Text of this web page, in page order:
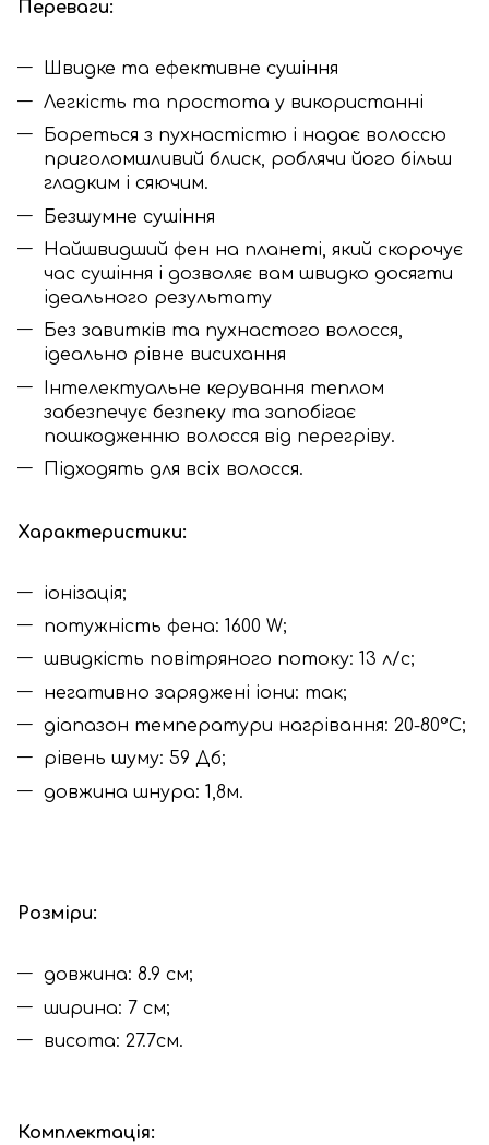
Переваги:
Швидке та ефективне сушіння
Легкість та простота у використанні
Бореться з пухнастістю і надає волоссю
приголомшливий блиск, роблячи його більш
гладким і сяючим.
Безшумне сушіння
Найшвидший фен на планеті, який скорочує
час сушіння і дозволяє вам швидко досягти
ідеального результату
Без завитків та пухнастого волосся,
ідеально рівне висихання
Інтелектуальне керування теплом
забезпечує безпеку та запобігає
пошкодженню волосся від перегріву.
Підходять для всіх волосся.
Характеристики:
іонізація;
потужність фена: 1600 W;
швидкість повітряного потоку: 13 л/с;
негативно заряджені іони: так;
діапазон температури нагрівання: 20-80°C;
рівень шуму: 59 Дб;
довжина шнура: 1,8м.
Розміри:
довжина: 8.9 см;
ширина: 7 см;
висота: 27.7см.
Комплектація: